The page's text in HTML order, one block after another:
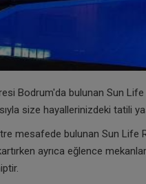
Bodrum'da bulunan Sun
size hayallerinizdeki tatili
mesafede bulunan Sun Life
ayrıca eğlence